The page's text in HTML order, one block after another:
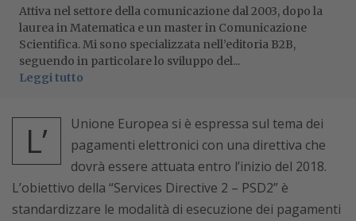
Attiva nel settore della comunicazione dal 2003, dopo la
laurea in Matematica e un master in Comunicazione
Scientifica. Mi sono specializzata nell’editoria B2B,
seguendo in particolare lo sviluppo del...
Leggi tutto
L’
Unione Europea si è espressa sul tema dei
pagamenti elettronici con una direttiva che
dovrà essere attuata entro l’inizio del 2018.
L’obiettivo della “Services Directive 2 – PSD2” è
standardizzare le modalità di esecuzione dei pagamenti